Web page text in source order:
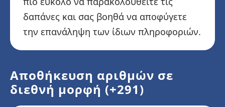
δαπάνες και σας βοηθά να αποφύγετε
την επανάληψη των ίδιων πληροφοριών.
Αποθήκευση αριθμών σε
διεθνή μορφή (+291)